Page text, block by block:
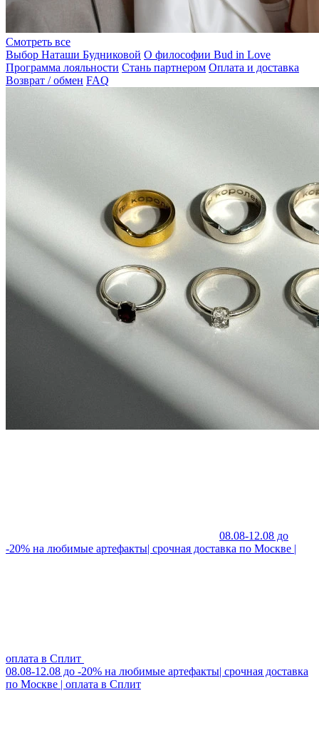
Смотреть все
Выбор Наташи Будниковой О философии Bud in Love
Программа лояльности Стань партнером Оплата и доставка
Возврат / обмен FAQ
08.08-12.08 до
-20% на любимые артефакты| срочная доставка по Москве |
оплата в Сплит
08.08-12.08 до -20% на любимые артефакты| срочная доставка
по Москве | оплата в Сплит